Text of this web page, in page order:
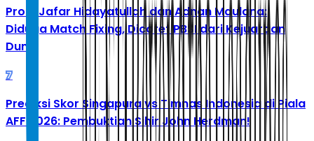
Profil Jafar Hidayatullah dan Adnan Maulana:
Diduga Match Fixing, Dicoret PBSI dari Kejuaraan
Dunia
7
Prediksi Skor Singapura vs Timnas Indonesia di Piala
AFF 2026: Pembuktian Sihir John Herdman!